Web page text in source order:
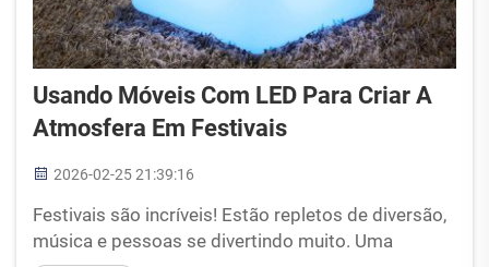
Usando Móveis Com LED Para Criar A
Atmosfera Em Festivais
2026-02-25 21:39:16
Festivais são incríveis! Estão repletos de diversão,
música e pessoas se divertindo muito. Uma